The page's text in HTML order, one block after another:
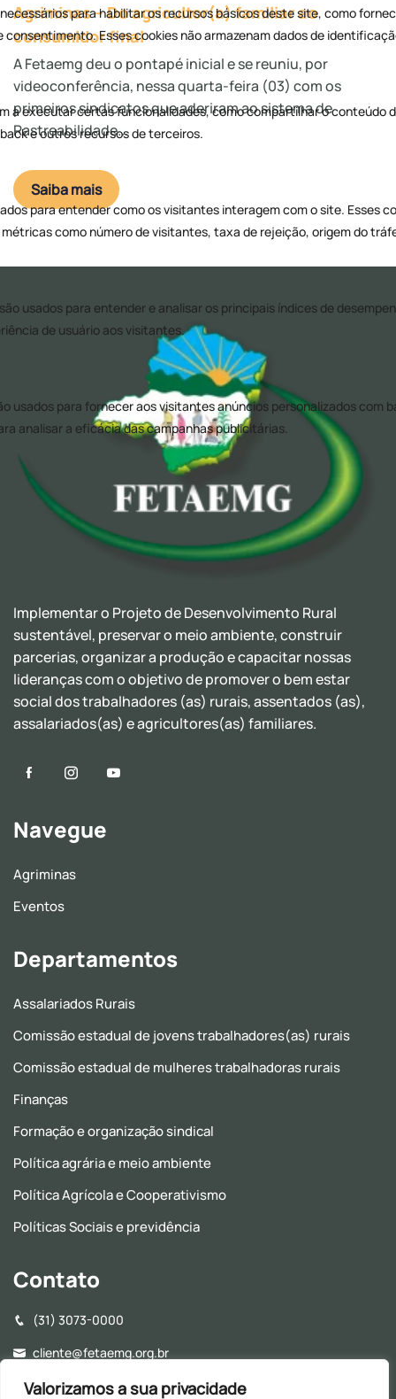
Valorizamos a sua privacidade
Agriminas – Do agricultor(a) familiar ao
consumidor final
A Fetaemg deu o pontapé inicial e se reuniu, por
videoconferência, nessa quarta-feira (03) com os
primeiros sindicatos que aderiram ao sistema de
Rastreabilidade...
Saiba mais
Implementar o Projeto de Desenvolvimento Rural
sustentável, preservar o meio ambiente, construir
parcerias, organizar a produção e capacitar nossas
lideranças com o objetivo de promover o bem estar
social dos trabalhadores (as) rurais, assentados (as),
assalariados(as) e agricultores(as) familiares.
Navegue
Agriminas
Eventos
Departamentos
Assalariados Rurais
Comissão estadual de jovens trabalhadores(as) rurais
Comissão estadual de mulheres trabalhadoras rurais
Finanças
Formação e organização sindical
Política agrária e meio ambiente
Política Agrícola e Cooperativismo
Políticas Sociais e previdência
Contato
(31) 3073-0000
cliente@fetaemg.org.br
Rua Álvares Maciel, 154, Santa Efigênia - CEP: 30150-250 -